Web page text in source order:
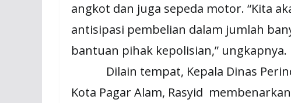
angkot dan juga sepeda motor. “Kita
antisipasi pembelian dalam jumlah
bantuan pihak kepolisian,” ungkapnya.
Dilain tempat, Kepala Dinas
Kota Pagar Alam, Rasyid